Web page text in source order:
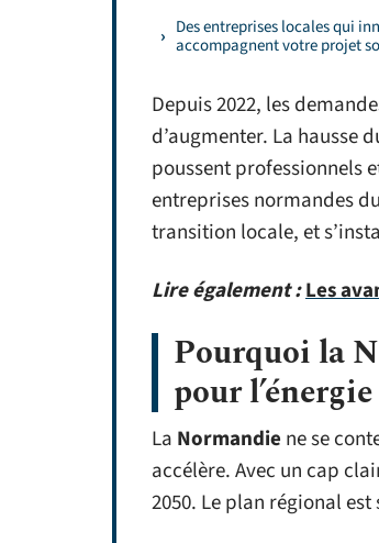
Des entreprises locales qui
accompagnent votre projet
Depuis 2022, les
d’augmenter. La hausse
poussent professionnels
entreprises normandes
transition locale, et
Lire également :Les
Pourquoi la
pour
La Normandie ne se
accélère. Avec un cap
2050. Le plan régional est